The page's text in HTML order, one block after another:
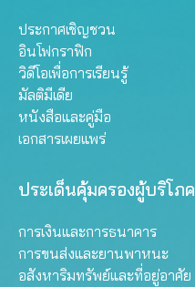
ประกาศเชิญชวน
อินโฟกราฟิก
วิดีโอเพื่อการเรียนรู้
มัลติมีเดีย
หนังสือและคู่มือ
เอกสารเผยแพร่
ประเด็นคุ้มครองผู้บริโภค
การเงินและการธนาคาร
การขนส่งและยานพาหนะ
อสังหาริมทรัพย์และที่อยู่อาศัย